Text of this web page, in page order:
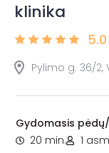
klinika
5.0
Pylimo g. 36/2,
Gydomasis
20 min.
1